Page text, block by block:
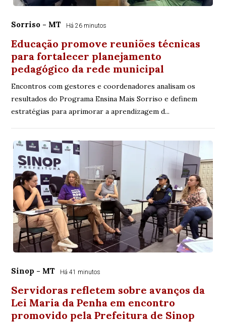
Sorriso - MT Há 26 minutos
Educação promove reuniões técnicas
para fortalecer planejamento
pedagógico da rede municipal
Encontros com gestores e coordenadores analisam os
resultados do Programa Ensina Mais Sorriso e definem
estratégias para aprimorar a aprendizagem d...
Sinop - MT Há 41 minutos
Servidoras refletem sobre avanços da
Lei Maria da Penha em encontro
promovido pela Prefeitura de Sinop